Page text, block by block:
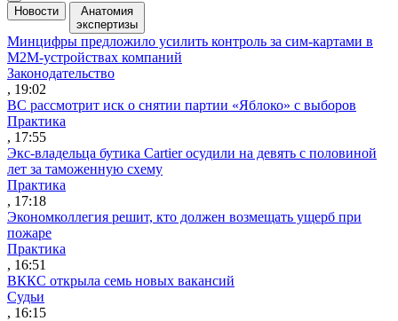
Новости
Анатомия
экспертизы
Минцифры предложило усилить контроль за сим-картами в
M2M-устройствах компаний
Законодательство
, 19:02
ВС рассмотрит иск о снятии партии «Яблоко» с выборов
Практика
, 17:55
Экс-владельца бутика Cartier осудили на девять с половиной
лет за таможенную схему
Практика
, 17:18
Экономколлегия решит, кто должен возмещать ущерб при
пожаре
Практика
, 16:51
ВККС открыла семь новых вакансий
Судьи
, 16:15